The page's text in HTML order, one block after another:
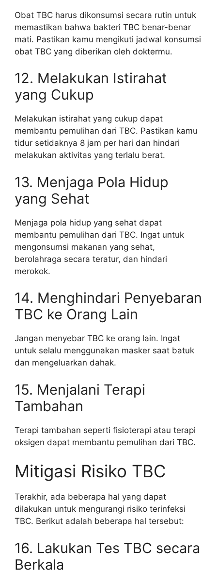
Obat TBC harus dikonsumsi secara rutin untuk
memastikan bahwa bakteri TBC benar-benar
mati. Pastikan kamu mengikuti jadwal konsumsi
obat TBC yang diberikan oleh doktermu.
12. Melakukan Istirahat
yang Cukup
Melakukan istirahat yang cukup dapat
membantu pemulihan dari TBC. Pastikan kamu
tidur setidaknya 8 jam per hari dan hindari
melakukan aktivitas yang terlalu berat.
13. Menjaga Pola Hidup
yang Sehat
Menjaga pola hidup yang sehat dapat
membantu pemulihan dari TBC. Ingat untuk
mengonsumsi makanan yang sehat,
berolahraga secara teratur, dan hindari
merokok.
14. Menghindari Penyebaran
TBC ke Orang Lain
Jangan menyebar TBC ke orang lain. Ingat
untuk selalu menggunakan masker saat batuk
dan mengeluarkan dahak.
15. Menjalani Terapi
Tambahan
Terapi tambahan seperti fisioterapi atau terapi
oksigen dapat membantu pemulihan dari TBC.
Mitigasi Risiko TBC
Terakhir, ada beberapa hal yang dapat
dilakukan untuk mengurangi risiko terinfeksi
TBC. Berikut adalah beberapa hal tersebut:
16. Lakukan Tes TBC secara
Berkala